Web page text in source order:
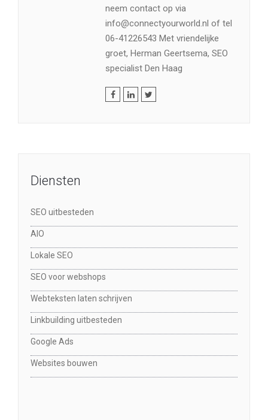
neem contact op via
info@connectyourworld.nl of tel
06-41226543 Met vriendelijke
groet, Herman Geertsema, SEO
specialist Den Haag
Diensten
SEO uitbesteden
AIO
Lokale SEO
SEO voor webshops
Webteksten laten schrijven
Linkbuilding uitbesteden
Google Ads
Websites bouwen